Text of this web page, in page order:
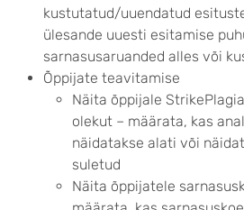
kustutatud/uuendatud
ülesande uuesti esitamise
sarnasusaruanded alles või
Õppijate teavitamise
Näita õppijale
olekut – määrata, kas
näidatakse alati või
suletud
Näita õppijatele